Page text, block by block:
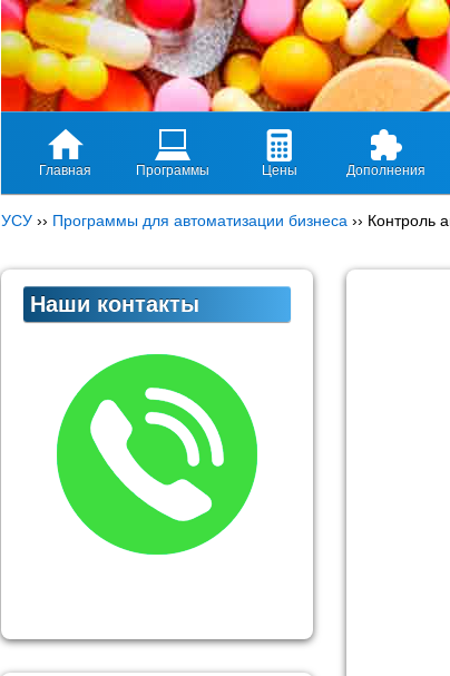
Главная Программы Цены Дополнения
УСУ ›› Программы для автоматизации бизнеса ›› Контроль
Наши контакты